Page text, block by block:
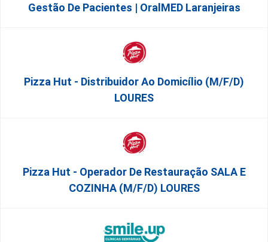
Gestão De Pacientes | OralMED Laranjeiras
Pizza Hut - Distribuidor Ao Domicílio (m/f/d)
LOURES
Pizza Hut - Operador De Restauração SALA E
COZINHA (m/f/d) LOURES